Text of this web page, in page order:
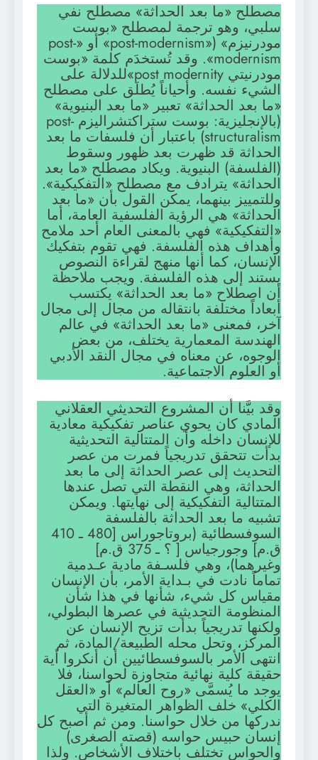
مصطلح «ما بعد الحداثة» مصطلح نفي
سلبي، وهو ترجمة لمصطلح «بوست
مودرنيزم» («post-modernism» أو «post-
modernism». وقد تُستخدَم كلمة «بوست
مودرنيتي post modernity»للدلالة على
الشيء نفسه. وأحياناً يُطلَق على مصطلح
«ما بعد الحداثة» تعبير «ما بعد البنيوية»
(بالإنجليزية: بوست ستراكتشراليزم post-
structuralism) باعتبار أن فلسفات ما بعد
الحداثة قد ظهرت بعد ظهور وسقوط
(الفلسفة) البنيوية. ويكاد مصطلح «ما بعد
الحداثة» يترادف مع مصطلح «التفكيكية».
وللتمييز بينهما، يمكن القول بأن «ما بعد
الحداثة» هي الرؤية الفلسفية العامة، أما
«التفكيكية» فهي بالمعنى العام أحد ملامح
وأهداف هذه الفلسفة. فهي تقوم بتفكيك
الإنسان، كما أنها منهج لقراءة النصوص
يستند إلى هذه الفلسفة. ويجب ملاحظة
أن اصطلاح «ما بعد الحداثة» يكتسب
أبعاداً مختلفة بانتقاله من مجال إلى مجال
آخر، فمعنى «ما بعد الحداثة» في عالم
الهندسة المعمارية يختلف، من بعض
الوجوه، عن معناه في مجال النقد الأدبي
أو العلوم الاجتماعية.
وقد بيَّنا أن المشروع التحديثي العقلاني
المادي كان يحوي عناصر تفكيكية معادية
للإنسان داخله وأن المتتالية التحديثية
بدأت تتحقق تدريجياً فمرت من عصر
التحديث إلى عصر الحداثة إلى ما بعد
الحداثة، وهي النقطة التي تصل عندها
المتتالية التفكيكية إلى نهايتها. ويمكن
تشبيه ما بعد الحداثة بالفلسفة
السوفسطائية (بروتاجوراس [480 ـ 410
ق.م] وجورجياس [ ؟ ـ 375 ق.م]
وغيرهما)، وهي فلسـفة مادية عـدمية
تماماً نادت في بـداية الأمر، بأن الإنسان
مقياس كل شيء، شأنها في هذا شأن
المنظومة التحديثية في عصرها البطولي،
ولكنها تدريجياً بدأت تزيح الإنسان عن
المركز، وتحل محله الطبيعة/المادة، ثم
انتهى الأمر بالسوفسطائيين أن أنكروا أية
حقيقة كلية نهائية متجاوزة لحواسنا، فلا
يوجد ما يُسمَّى «روح العالم» أو «العقل
الكلي» خلف الظواهر المتغيرة التي
ندركها من خلال حواسنا. ومن ثم أصبح كل
إنسان حبيس حواسه (قصته الصغرى)
والحواس تختلف باختلاف الأشخاص. ولذا